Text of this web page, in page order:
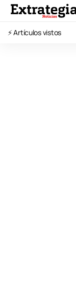
⚡️ Artículos vistos